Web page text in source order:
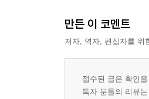
만든 이 코멘트
저자, 역자, 편집자를 위
접수된 글은 확인
독자 분들의 리뷰